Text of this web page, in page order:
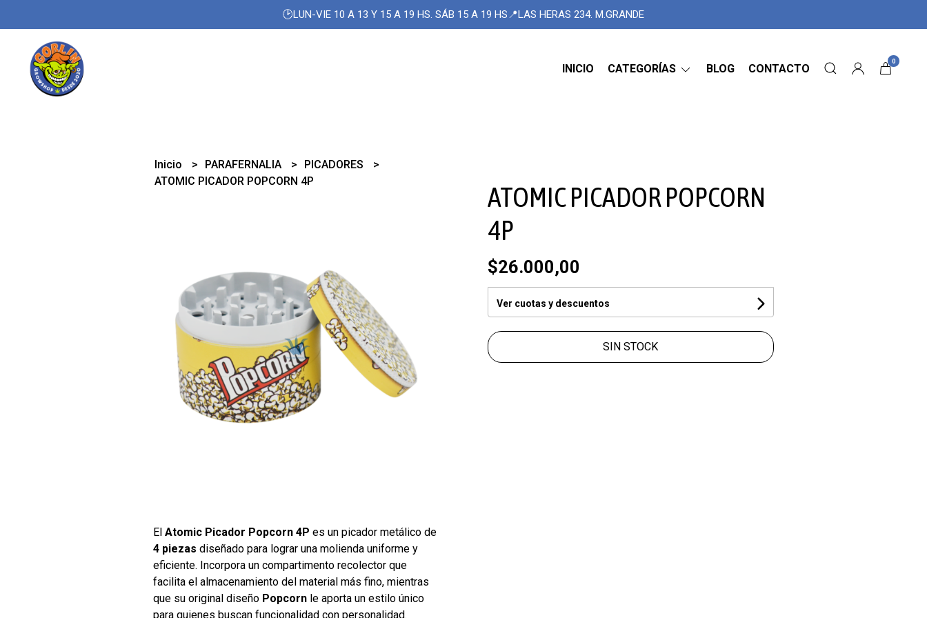
🕑LUN-VIE 10 A 13 Y 15 A 19 HS. SÁB 15 A 19 HS📍LAS HERAS 234. M.GRANDE
INICIO CATEGORÍAS BLOG CONTACTO
0
Inicio PARAFERNALIA
PICADORES
ATOMIC PICADOR POPCORN 4P
ElAtomic Picador Popcorn 4P es un picador metálico de
4 piezas diseñado para lograr una molienda uniforme y
eficiente. Incorpora un compartimento recolector que
facilita el almacenamiento del material más fino, mientras
que su original diseño Popcorn le aporta un estilo único
para quienes buscan funcionalidad con personalidad.
ATOMIC PICADOR POPCORN
4P
$26.000,00
Ver cuotas y descuentos
SIN STOCK